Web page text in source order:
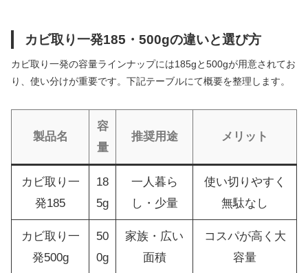
カビ取り一発185・500gの違いと選び方
カビ取り一発の容量ラインナップには185gと500gが用意されてお
り、使い分けが重要です。下記テーブルにて概要を整理します。
製品名
容
量
推奨用途 メリット
カビ取り一
発185
18
5g
一人暮ら
し・少量
使い切りやすく
無駄なし
カビ取り一
発500g
50
0g
家族・広い
面積
コスパが高く大
容量